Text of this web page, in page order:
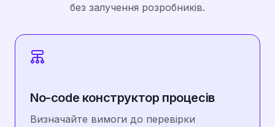
без залучення розробників.
No-code конструктор процесів
Визначайте вимоги до перевірки